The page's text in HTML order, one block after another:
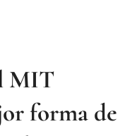
MIT
forma de